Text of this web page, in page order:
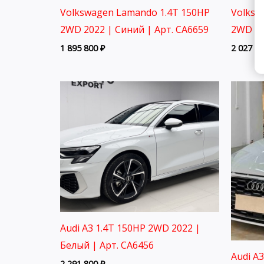
Volkswagen Lamando 1.4T 150HP
2WD 2022 | Синий | Арт. CA6659
1 895 800₽
2WD
2 027
Audi A3 1.4T 150HP 2WD 2022 |
Белый | Арт. CA6456
Audi